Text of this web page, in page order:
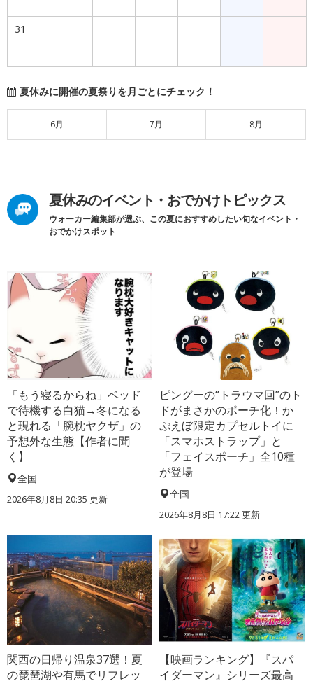
31
夏休みに開催の夏祭りを月ごとにチェック！
6月 7月 8月
夏休みのイベント・おでかけトピックス
ウォーカー編集部が選ぶ、この夏におすすめしたい旬なイベント・
おでかけスポット
「もう寝るからね」ベッド
で待機する白猫→冬になる
と現れる「腕枕ヤクザ」の
予想外な生態【作者に聞
く】
全国
2026年8月8日 20:35 更新
ピングーの“トラウマ回”のト
ドがまさかのポーチ化！か
ぷえぼ限定カプセルトイに
「スマホストラップ」と
「フェイスポーチ」全10種
が登場
全国
2026年8月8日 17:22更新
関西の日帰り温泉37選！夏
の琵琶湖や有馬でリフレッ
【映画ランキング】『スパ
イダーマン』シリーズ最高